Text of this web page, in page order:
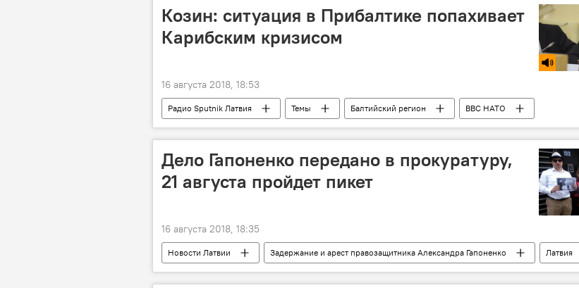
Козин: ситуация в Прибалтике попахивает
Карибским кризисом
16 августа 2018, 18:53
Радио Sputnik Латвия Темы Балтийский регион ВВС НАТО
Дело Гапоненко передано в прокуратуру,
21 августа пройдет пикет
16 августа 2018, 18:35
Новости Латвии Задержание и арест правозащитника Александра Гапоненко
Латвия
Александр Гапоненко
Полиция безопасности